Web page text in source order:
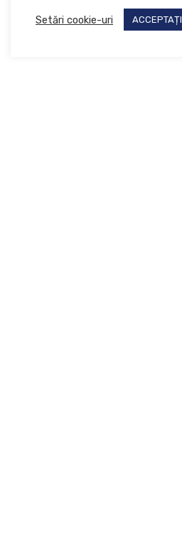
Setări cookie-uri ACCEPTAȚI